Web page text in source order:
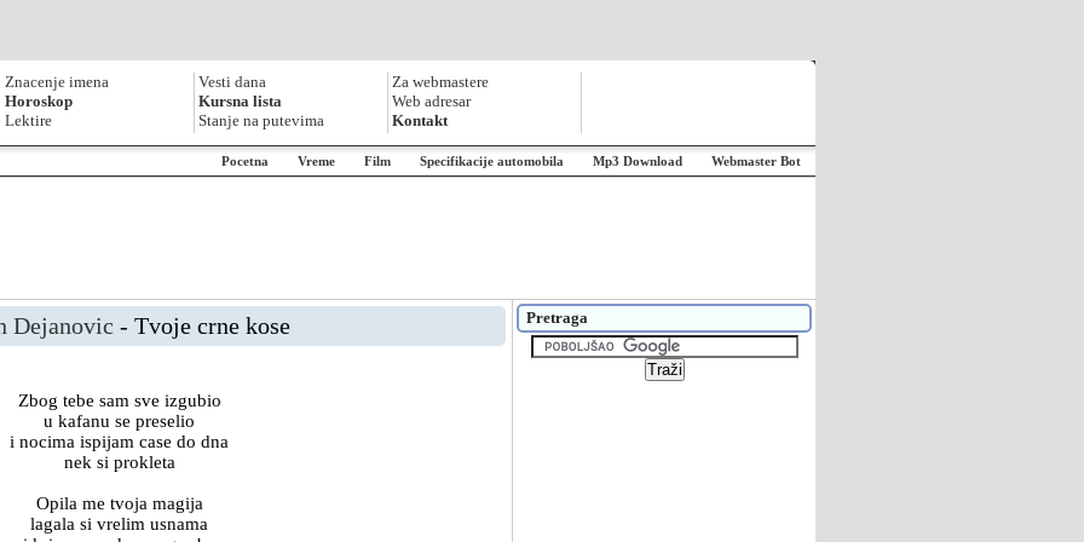
Znacenje imena
Horoskop
Lektire
Vesti dana
Kursna lista
Stanje na putevima
Za webmastere
Web adresar
Kontakt
Pocetna Vreme Film Specifikacije automobila Mp3 Download Webmaster Bot
Dejanovic - Tvoje crne kose
Zbog tebe sam sve izgubio
u kafanu se preselio
i nocima ispijam case do dna
nek si prokleta
Opila me tvoja magija
lagala si vrelim usnama
Pretraga